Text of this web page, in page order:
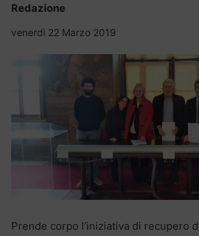
Redazione
venerdì 22 Marzo 2019
Prende corpo l’iniziativa di recupero